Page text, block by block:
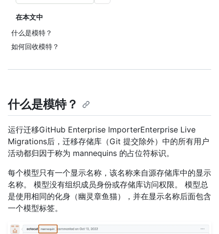
在本文中
什么是模特？
如何回收模特？
什么是模特？
运行迁移GitHub Enterprise ImporterEnterprise Live
Migrations后，迁移存储库（Git 提交除外）中的所有用户
活动都归因于称为 mannequins 的占位符标识。
每个模型只有一个显示名称，该名称来自源存储库中的显示
名称。 模型没有组织成员身份或存储库访问权限。 模型总
是使用相同的化身（幽灵章鱼猫），并在显示名称后面包含
一个模型标签。